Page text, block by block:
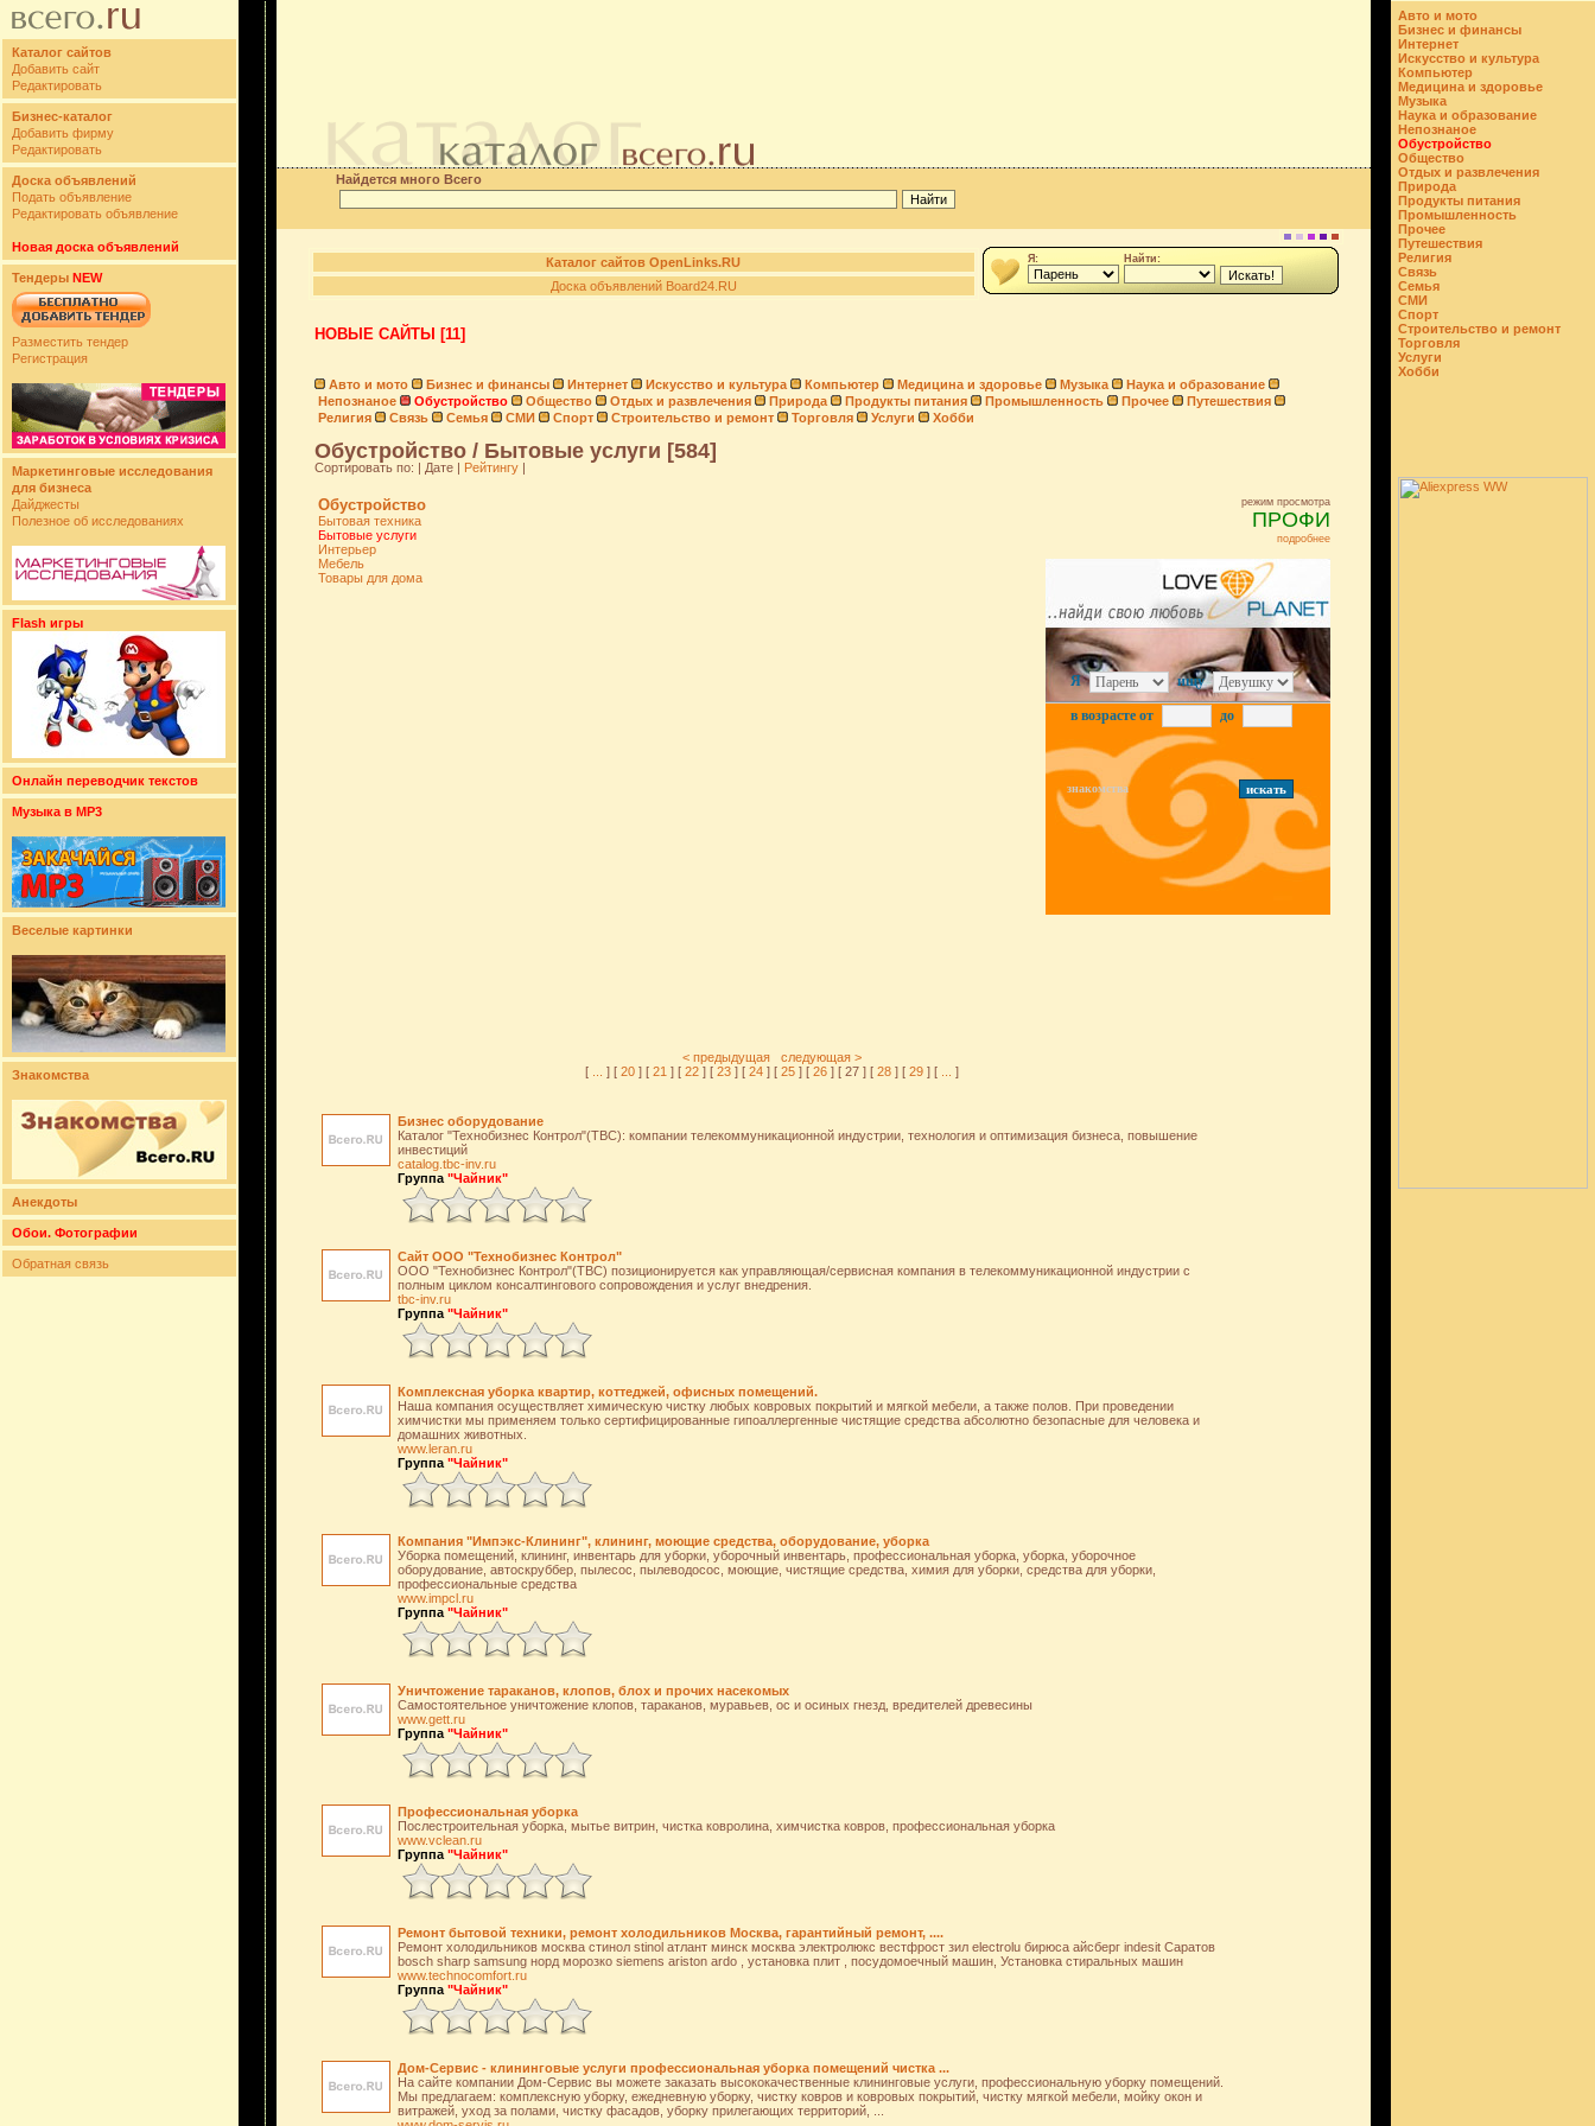
Каталог сайтов
Добавить сайт
Редактировать
Бизнес-каталог
Добавить фирму
Редактировать
Доска объявлений
Подать объявление
Редактировать объявление
Новая доска объявлений
Тендеры NEW
Разместить тендер
Регистрация
Маркетинговые исследования
для бизнеса
Дайджесты
Полезное об исследованиях
Flash игры
Онлайн переводчик текстов
Музыка в MP3
Веселые картинки
Знакомства
Анекдоты
Обои. Фотографии
Обратная связь
Авто и мото
Бизнес и финансы
Интернет
Искусство и культура
Компьютер
Медицина и здоровье
Музыка
Наука и образование
Непознаное
Обустройство
Общество
Отдых и развлечения
Природа
Продукты питания
Промышленность
Прочее
Путешествия
Религия
Связь
Семья
СМИ
Спорт
Строительство и ремонт
Торговля
Услуги
Хобби
Найдется много Всего
Каталог сайтов OpenLinks.RU
Доска объявлений Board24.RU
Я: Найти:
НОВЫЕ САЙТЫ [11]
Авто и мото Бизнес и финансы Интернет Искусство и культура Компьютер Медицина и здоровье Музыка
Наука и образование
Непознаное
Обустройство Общество Отдых и развлечения Природа Продукты питания Промышленность Прочее
Путешествия
Религия
Связь Семья СМИ Спорт Строительство и ремонт Торговля Услуги Хобби
Обустройство / Бытовые услуги [584]
Сортировать по: | Дате | Рейтингу|
Обустройство
Бытовая техника
Бытовые услуги
Интерьер
Мебель
Товары для дома
режим просмотра
ПРОФИ
подробнее
Я ищу
в возрасте от до
знакомства
< предыдущая
следующая >
[... ] [20 ] [21 ] [22 ] [23 ] [24 ] [25 ] [26 ] [ 27 ] [28 ] [29 ] [... ]
Бизнес оборудование
Каталог "Технобизнес Контрол"(TBC): компании телекоммуникационной индустрии, технология и оптимизация бизнеса, повышение
инвестиций
catalog.tbc-inv.ru
Группа "Чайник"
Сайт ООО "Технобизнес Контрол"
ООО "Технобизнес Контрол"(TBC) позиционируется как управляющая/сервисная компания в телекоммуникационной индустрии с
полным циклом консалтингового сопровождения и услуг внедрения.
tbc-inv.ru
Группа "Чайник"
Комплексная уборка квартир, коттеджей, офисных помещений.
Наша компания осуществляет химическую чистку любых ковровых покрытий и мягкой мебели, а также полов. При проведении
химчистки мы применяем только сертифицированные гипоаллергенные чистящие средства абсолютно безопасные для человека и
домашних животных.
www.leran.ru
Группа "Чайник"
Компания "Импэкс-Клининг", клининг, моющие средства, оборудование, уборка
Уборка помещений, клининг, инвентарь для уборки, уборочный инвентарь, профессиональная уборка, уборка, уборочное
оборудование, автоскруббер, пылесос, пылеводосос, моющие, чистящие средства, химия для уборки, средства для уборки,
профессиональные средства
www.impcl.ru
Группа "Чайник"
Уничтожение тараканов, клопов, блох и прочих насекомых
Самостоятельное уничтожение клопов, тараканов, муравьев, ос и осиных гнезд, вредителей древесины
www.gett.ru
Группа "Чайник"
Профессиональная уборка
Послестроительная уборка, мытье витрин, чистка ковролина, химчистка ковров, профессиональная уборка
www.vclean.ru
Группа "Чайник"
Ремонт бытовой техники, ремонт холодильников Москва, гарантийный ремонт, ....
Ремонт холодильников москва стинол stinol атлант минск москва электролюкс вестфрост зил electrolu бирюса айсберг indesit Саратов
bosch sharp samsung норд морозко siemens ariston ardo , установка плит , посудомоечный машин, Установка стиральных машин
www.technocomfort.ru
Группа "Чайник"
Дом-Сервис - клининговые услуги профессиональная уборка помещений чистка ...
На сайте компании Дом-Сервис вы можете заказать высококачественные клининговые услуги, профессиональную уборку помещений.
Мы предлагаем: комплексную уборку, ежедневную уборку, чистку ковров и ковровых покрытий, чистку мягкой мебели, мойку окон и
витражей, уход за полами, чистку фасадов, уборку прилегающих территорий, ...